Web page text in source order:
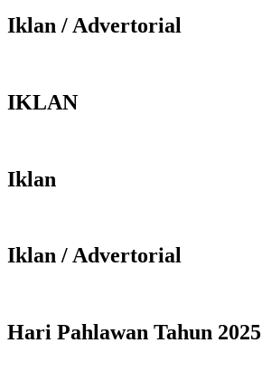
Iklan / Advertorial
IKLAN
Iklan
Iklan / Advertorial
Hari Pahlawan Tahun 2025